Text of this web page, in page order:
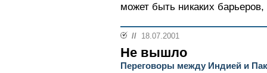
может быть никаких
// 18.07.2001
Не вышло
Переговоры между Индией и